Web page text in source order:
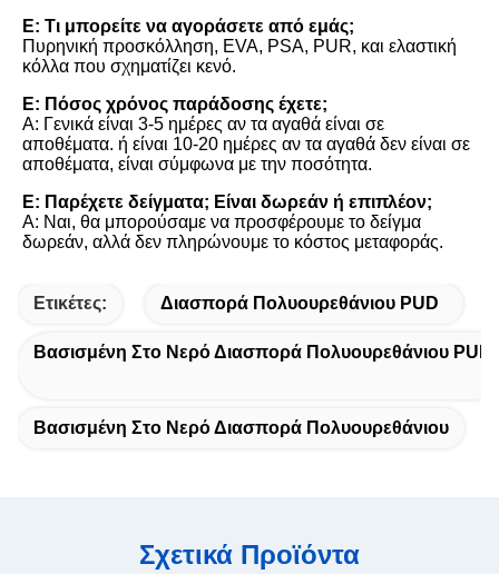
Ε: Τι μπορείτε να αγοράσετε από εμάς;
Πυρηνική προσκόλληση, EVA, PSA, PUR, και ελαστική
κόλλα που σχηματίζει κενό.
Ε: Πόσος χρόνος παράδοσης έχετε;
Α: Γενικά είναι 3-5 ημέρες αν τα αγαθά είναι σε
αποθέματα. ή είναι 10-20 ημέρες αν τα αγαθά δεν είναι σε
αποθέματα, είναι σύμφωνα με την ποσότητα.
Ε: Παρέχετε δείγματα; Είναι δωρεάν ή επιπλέον;
Α: Ναι, θα μπορούσαμε να προσφέρουμε το δείγμα
δωρεάν, αλλά δεν πληρώνουμε το κόστος μεταφοράς.
Ετικέτες: Διασπορά Πολυουρεθάνιου PUD
Βασισμένη Στο Νερό Διασπορά Πολυουρεθάνιου PUD
Βασισμένη Στο Νερό Διασπορά Πολυουρεθάνιου
Σχετικά Προϊόντα